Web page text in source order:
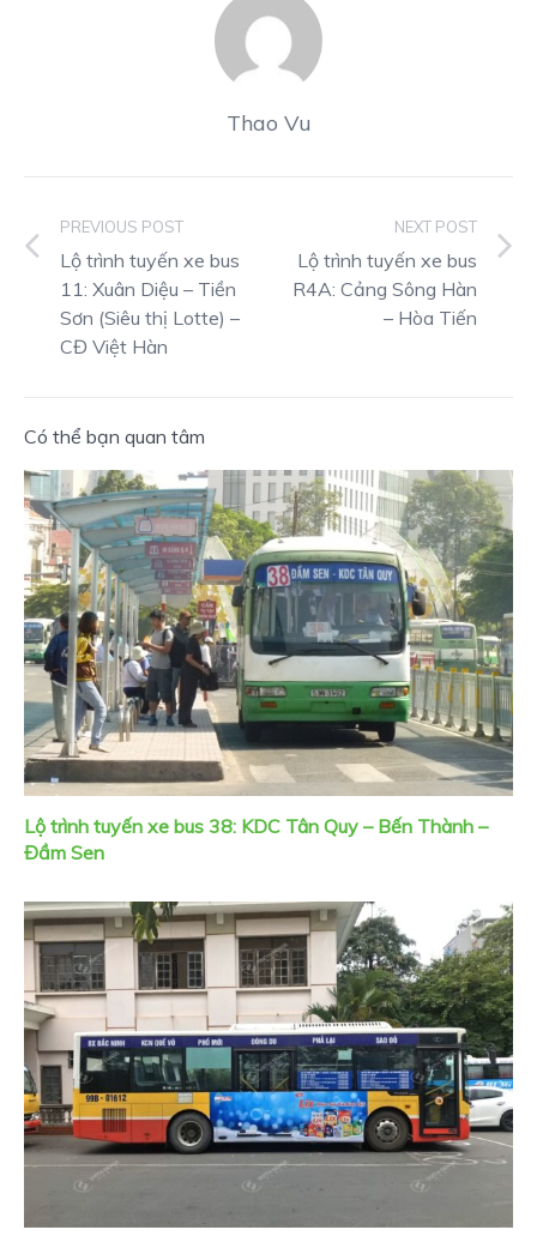
Thao Vu
PREVIOUS POST
Lộ trình tuyến xe bus
11: Xuân Diệu – Tiền
Sơn (Siêu thị Lotte) –
CĐ Việt Hàn
NEXT POST
Lộ trình tuyến xe bus
R4A: Cảng Sông Hàn
– Hòa Tiến
Có thể bạn quan tâm
Lộ trình tuyến xe bus 38: KDC Tân Quy – Bến Thành –
Đầm Sen